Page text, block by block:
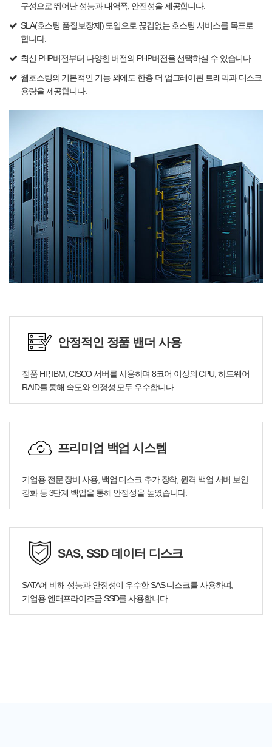
구성으로 뛰어난 성능과 대역폭, 안전성을 제공합니다.
SLA(호스팅 품질보장제) 도입으로 끊김없는 호스팅 서비스를 목표로
합니다.
최신 PHP버전부터 다양한 버전의 PHP버전을 선택하실 수 있습니다.
웹호스팅의 기본적인 기능 외에도 한층 더 업그레이된 트래픽과 디스크
용량을 제공합니다.
안정적인 정품 밴더 사용
정품 HP, IBM, CISCO 서버를 사용하며 8코어 이상의 CPU, 하드웨어
RAID를 통해 속도와 안정성 모두 우수합니다.
프리미엄 백업 시스템
기업용 전문 장비 사용, 백업 디스크 추가 장착, 원격 백업 서버 보안
강화 등 3단계 백업을 통해 안정성을 높였습니다.
SAS, SSD 데이터 디스크
SATA에 비해 성능과 안정성이 우수한 SAS 디스크를 사용하며,
기업용 엔터프라이즈급 SSD를 사용합니다.